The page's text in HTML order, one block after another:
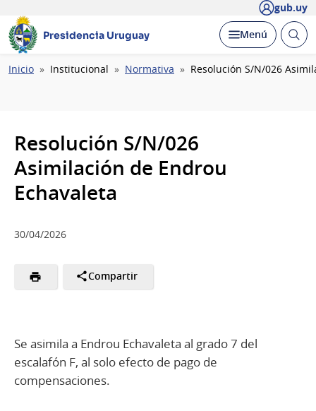
gub.uy
Presidencia Uruguay Desplegar
Menú Abrir
Ruta
Inicio Institucional Normativa Resolución S/N/026
Resolución S/N/026
Asimilación de Endrou
Echavaleta
30/04/2026
Compartir
Se asimila a Endrou Echavaleta al grado 7 del
escalafón F, al solo efecto de pago de
compensaciones.